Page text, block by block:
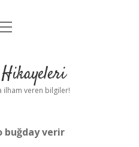
Uyarı
ilham veren bilgiler!
buğday verir